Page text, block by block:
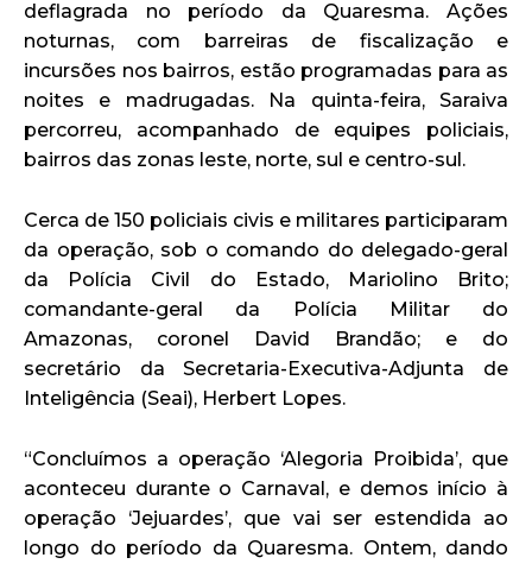
deflagrada no período da Quaresma. Ações
noturnas, com barreiras de fiscalização e
incursões nos bairros, estão programadas para as
noites e madrugadas. Na quinta-feira, Saraiva
percorreu, acompanhado de equipes policiais,
bairros das zonas leste, norte, sul e centro-sul.
Cerca de 150 policiais civis e militares participaram
da operação, sob o comando do delegado-geral
da Polícia Civil do Estado, Mariolino Brito;
comandante-geral da Polícia Militar do
Amazonas, coronel David Brandão; e do
secretário da Secretaria-Executiva-Adjunta de
Inteligência (Seai), Herbert Lopes.
“Concluímos a operação ‘Alegoria Proibida’, que
aconteceu durante o Carnaval, e demos início à
operação ‘Jejuardes’, que vai ser estendida ao
longo do período da Quaresma. Ontem, dando